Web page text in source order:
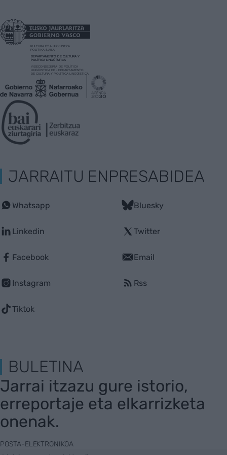
JARRAITU ENPRESABIDEA
Whatsapp
Linkedin
Facebook
Instagram
Tiktok
Bluesky
Twitter
Email
Rss
BULETINA
Jarrai itzazu gure istorio,
erreportaje eta elkarrizketa
onenak.
POSTA-ELEKTRONIKOA